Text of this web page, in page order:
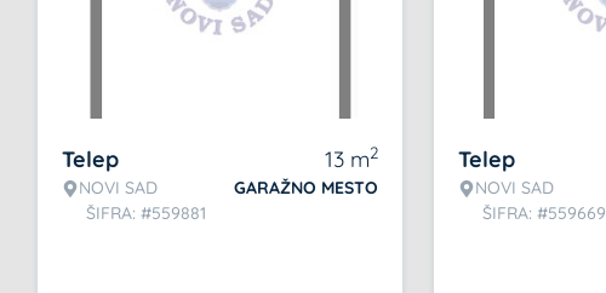
Telep
NOVI SAD
ŠIFRA: #559881
13 m2
GARAŽNO MESTO
Telep
NOVI SAD
ŠIFRA: #559669